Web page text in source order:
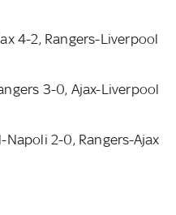
4-2, Rangers-Liverpool
3-0, Ajax-Liverpool
Napoli 2-0, Rangers-Ajax